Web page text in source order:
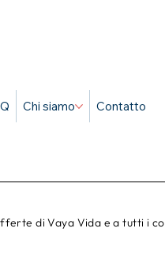
Chi siamo Contatto
di Vaya Vida e a tutti i